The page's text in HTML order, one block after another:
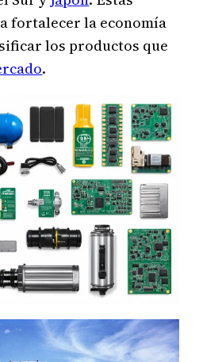
fortalecer la economía
los productos que
.